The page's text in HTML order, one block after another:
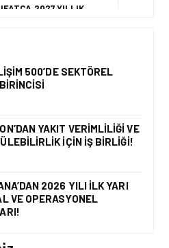
IFATCA 2027 YILLIK
BIRINCISI
HAVACILIK • 05 AĞU 2026
YAKIT MALIYETLERINDEKI
500’DE SEKTÖREL
YAKIT VERIMLILIĞI VE
IÇIN İŞ BIRLIĞI!
2026 YILI İLK YARI
VE OPERASYONEL